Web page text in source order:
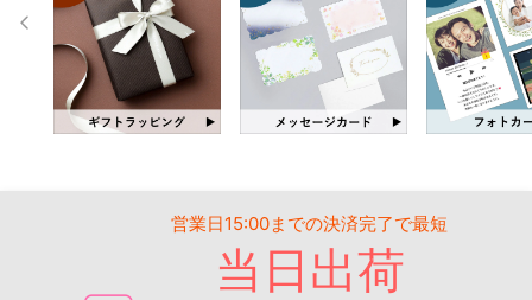
営業日15:00までの決済完了で最短
当日出荷